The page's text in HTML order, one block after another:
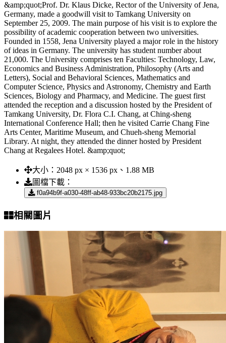
&amp;quot;Prof. Dr. Klaus Dicke, Rector of the University of Jena,
Germany, made a goodwill visit to Tamkang University on
September 25, 2009. The main purpose of his visit is to explore the
possibility of academic cooperation between two universities.
Founded in 1558, Jena University played a major role in the history
of ideas in Germany. The university has student number about
21,000. The University comprises ten Faculties: Technology, Law,
Economics and Business Administration, Philosophy (Arts and
Letters), Social and Behavioral Sciences, Mathematics and
Computer Science, Physics and Astronomy, Chemistry and Earth
Sciences, Biology and Pharmacy, and Medicine. The guest first
attended the reception and a discussion hosted by the President of
Tamkang University, Dr. Flora C.I. Chang, at Ching-sheng
International Conference Hall; then he visited Carrie Chang Fine
Arts Center, Maritime Museum, and Chueh-sheng Memorial
Library. At night, they attended the dinner hosted by President
Chang at Regalees Hotel. &amp;quot;
大小： 2048 px × 1536 px、1.88 MB
圖檔下載：
f0a94b9f-a030-48ff-ab48-933bc20b2175.jpg
相關圖片